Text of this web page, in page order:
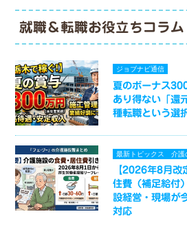
就職＆転職お役立ちコラム
ジョブナビ通信
夏のボーナス
あり得ない「還
種転職という選
最新トピックス 介護
【2026年8月改
住費（補足給付
設経営・現場が
対応